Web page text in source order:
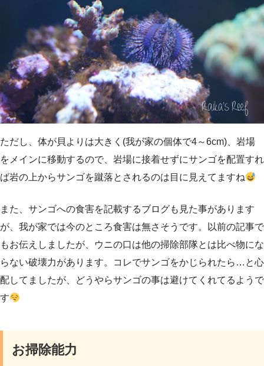
ただし、体が貝よりは大きく(我が家の個体で4～6cm)、岩場
をメインに移動するので、岩場に接着せずにサンゴを配置すれ
ば岩の上からサンゴを蹴落とされるのは目に見えてますね
また、サンゴへの食害を記載するブログも見た事があります
が、我が家では今のところ食害は無さそうです。以前の記事で
もお伝えしましたが、ウニの口は他の掃除部隊とは比べ物にな
らない破壊力があります。コレでサンゴをかじられたら…と心
配してましたが、どうやらサンゴの事は避けてくれてるようで
す
お掃除能力